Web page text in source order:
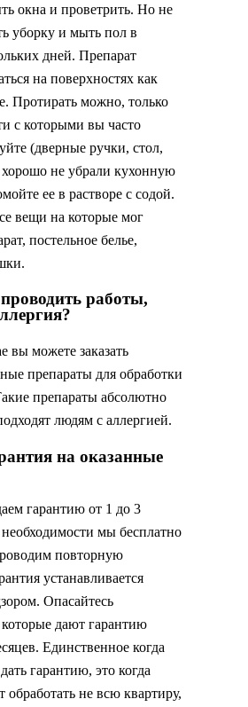
окна и проветрить. Но не
уборку и мыть пол в
дней. Препарат
на поверхностях как
Протирать можно, только
с которыми вы часто
(дверные ручки, стол,
не убрали кухонную
ее в растворе с содой.
вещи на которые мог
постельное белье,
работы,
вы можете заказать
препараты для обработки
препараты абсолютно
людям с аллергией.
на оказанные
гарантию от 1 до 3
мы бесплатно
повторную
устанавливается
Опасайтесь
дают гарантию
Единственное когда
гарантию, это когда
обработать не всю квартиру,